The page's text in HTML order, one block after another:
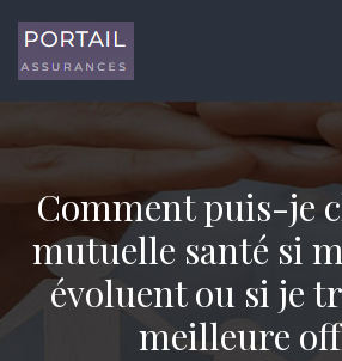
Comment puis-je
mutuelle santé si
évoluent ou si je
meilleure